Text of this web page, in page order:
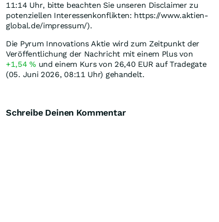
11:14 Uhr, bitte beachten Sie unseren Disclaimer zu
potenziellen Interessenkonflikten: https://www.aktien-
global.de/impressum/).
Die Pyrum Innovations Aktie wird zum Zeitpunkt der
Veröffentlichung der Nachricht mit einem Plus von
+1,54% und einem Kurs von 26,40 EUR auf Tradegate
(05. Juni 2026, 08:11 Uhr) gehandelt.
Schreibe Deinen Kommentar